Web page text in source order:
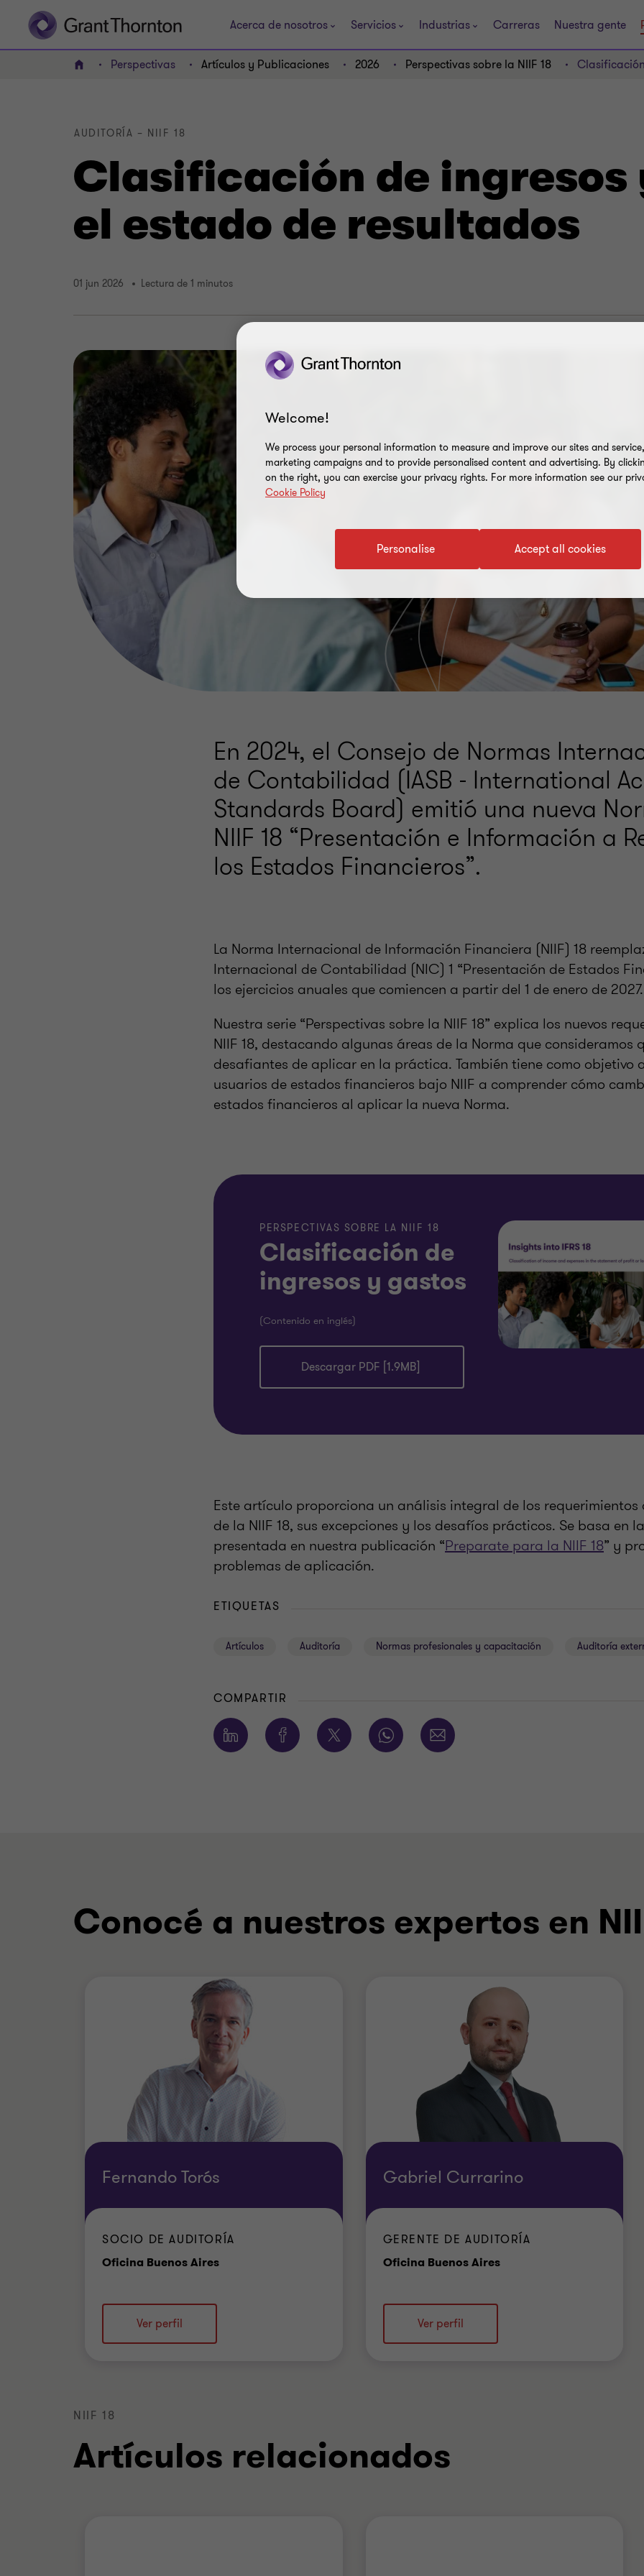
Acerca de nosotros Servicios Industrias Carreras Nuestra gente
INICIO Perspectivas Artículos y Publicaciones 2026 Perspectivas sobre la NIIF 18
Clasificación de ingresos
el estado de resultados
AUDITORÍA – NIIF 18
01 jun 2026 Lectura de 1 minutos
En 2024, el Consejo de Normas
de Contabilidad (IASB - International
Standards Board) emitió una nueva
NIIF 18 “Presentación e Información a
los Estados Financieros”.
La Norma Internacional de Información Financiera (NIIF) 18
Internacional de Contabilidad (NIC) 1 “Presentación de Estados
los ejercicios anuales que comiencen a partir del 1 de enero de 2027.
Nuestra serie “Perspectivas sobre la NIIF 18” explica los nuevos
NIIF 18, destacando algunas áreas de la Norma que consideramos
desafiantes de aplicar en la práctica. También tiene como objetivo
usuarios de estados financieros bajo NIIF a comprender cómo
estados financieros al aplicar la nueva Norma.
PERSPECTIVAS SOBRE LA NIIF 18
Clasificación de
ingresos y gastos
(Contenido en inglés)
Descargar PDF [1.9MB]
Este artículo proporciona un análisis integral de los
de la NIIF 18, sus excepciones y los desafíos prácticos. Se basa en
presentada en nuestra publicación “Preparate para la NIIF 18” y
problemas de aplicación.
ETIQUETAS
Artículos Auditoría Normas profesionales y capacitación Auditoría
COMPARTIR
Conocé a nuestros expertos en
Fernando Torós
SOCIO DE AUDITORÍA
Oficina Buenos AiresOficina
Ver perfil
Gabriel Currarino
GERENTE DE AUDITORÍA
Oficina Buenos AiresOficina
Ver perfil
NIIF 18
Artículos relacionados
Welcome!
We process your personal information to measure and improve our sites and
marketing campaigns and to provide personalised content and advertising. By
on the right, you can exercise your privacy rights. For more information see our
Cookie Policy
Accept all cookies
Personalise